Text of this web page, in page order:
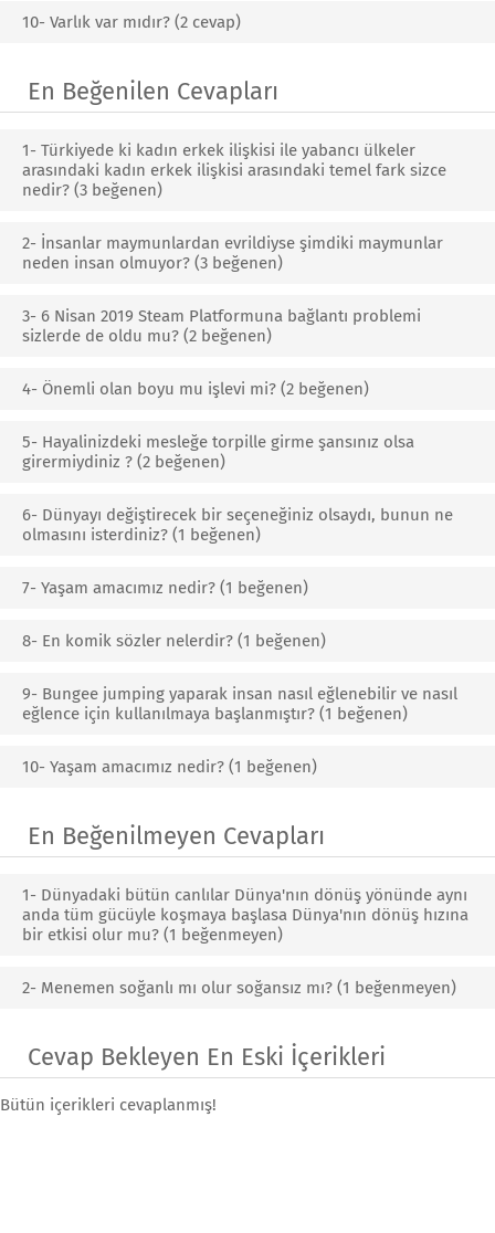
10- Varlık var mıdır? (2 cevap)
En Beğenilen Cevapları
1- Türkiyede ki kadın erkek ilişkisi ile yabancı ülkeler
arasındaki kadın erkek ilişkisi arasındaki temel fark sizce
nedir? (3 beğenen)
2- İnsanlar maymunlardan evrildiyse şimdiki maymunlar
neden insan olmuyor? (3 beğenen)
3- 6 Nisan 2019 Steam Platformuna bağlantı problemi
sizlerde de oldu mu? (2 beğenen)
4- Önemli olan boyu mu işlevi mi? (2 beğenen)
5- Hayalinizdeki mesleğe torpille girme şansınız olsa
girermiydiniz ? (2 beğenen)
6- Dünyayı değiştirecek bir seçeneğiniz olsaydı, bunun ne
olmasını isterdiniz? (1 beğenen)
7- Yaşam amacımız nedir? (1 beğenen)
8- En komik sözler nelerdir? (1 beğenen)
9- Bungee jumping yaparak insan nasıl eğlenebilir ve nasıl
eğlence için kullanılmaya başlanmıştır? (1 beğenen)
10- Yaşam amacımız nedir? (1 beğenen)
En Beğenilmeyen Cevapları
1- Dünyadaki bütün canlılar Dünya'nın dönüş yönünde aynı
anda tüm gücüyle koşmaya başlasa Dünya'nın dönüş hızına
bir etkisi olur mu? (1 beğenmeyen)
2- Menemen soğanlı mı olur soğansız mı? (1 beğenmeyen)
Cevap Bekleyen En Eski İçerikleri
Bütün içerikleri cevaplanmış!